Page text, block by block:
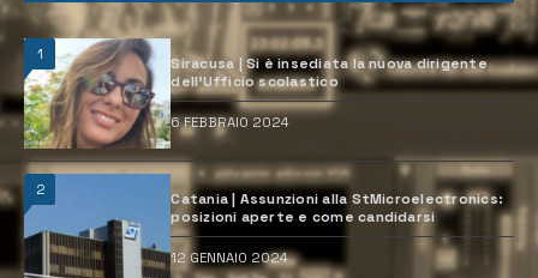
1
Siracusa | Si è insediata la nuova dirigente
dell’Ufficio scolastico
6 FEBBRAIO 2024
2
Catania | Assunzioni alla StMicroelectronics:
posizioni aperte e come candidarsi
12 GENNAIO 2024